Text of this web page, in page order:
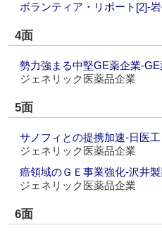
ボランティア・リポート[2]‐
4面
勢力強まる中堅GE薬企業
ジェネリック医薬品企業
5面
サノフィとの提携加速‐日医工
ジェネリック医薬品企業
癌領域のＧＥ事業強化‐沢井
ジェネリック医薬品企業
6面